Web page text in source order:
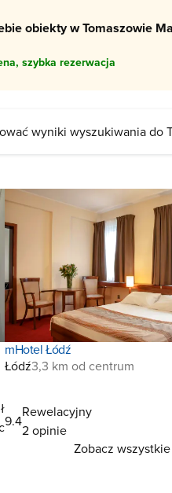
obiekty w Tomaszowie
szybka rezerwacja
wyniki wyszukiwania do
mHotel Łódź
Łódź3,3 km od centrum
9.4
Rewelacyjny
2 opinie
Zobacz wszystkie